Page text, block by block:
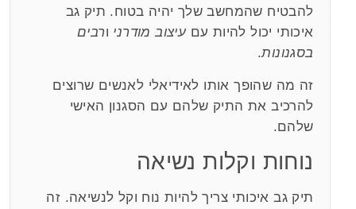
להבטיח שהמחשב שלך יהיה בטוח. תיק גב
איכותי יכול להיות עם עיצוב מודרני ורבים
בסגנונות.
זה מה שהופך אותו לאידיאלי לאנשים שרוצים
להרכיב את התיק שלהם עם הסגנון האישי
שלהם.
נוחות וקלות נשיאה
תיק גב איכותי צריך להיות נוח וקל לנשיאה. זה